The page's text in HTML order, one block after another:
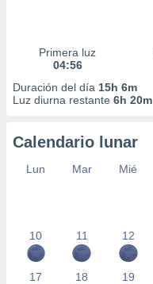
Primera luz
04:56
Duración del día 15h 6m
Luz diurna restante 6h 20m
Calendario lunar
Lun Mar Mié
10 11 12
17 18 19